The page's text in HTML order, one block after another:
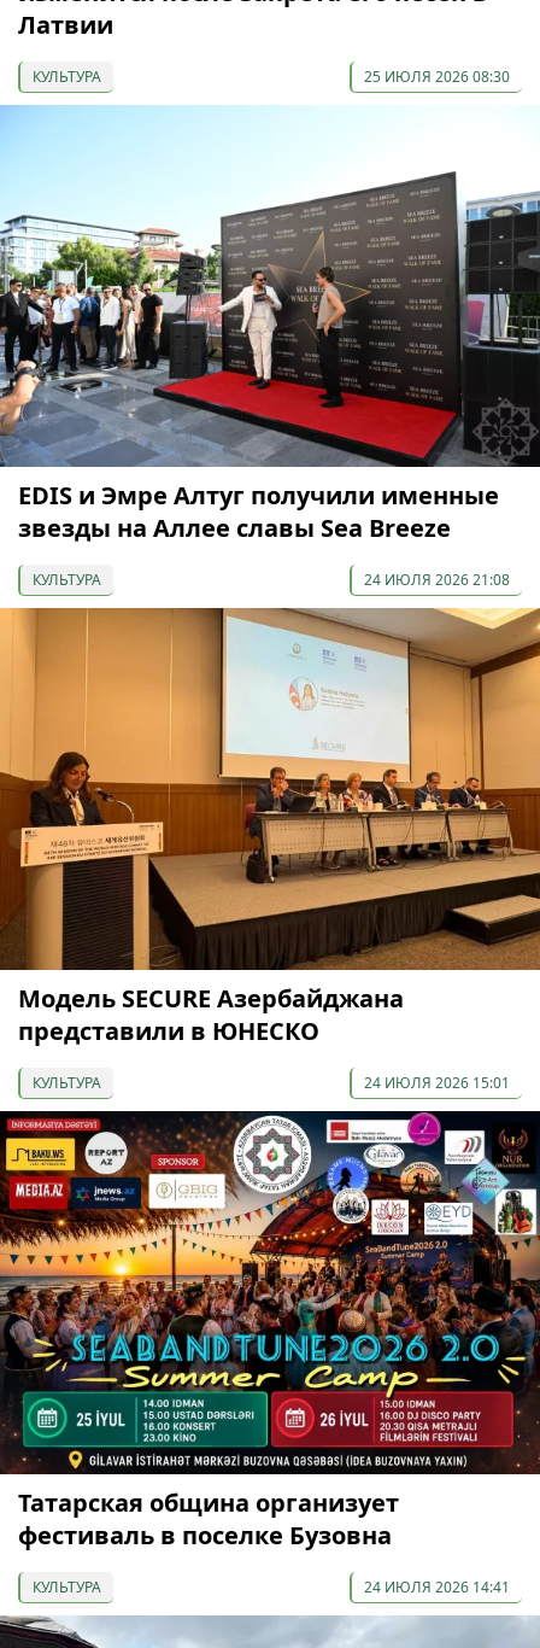
Латвии
КУЛЬТУРА 25 ИЮЛЯ 2026 08:30
EDIS и Эмре Алтуг получили именные
звезды на Аллее славы Sea Breeze
КУЛЬТУРА 24 ИЮЛЯ 2026 21:08
Модель SECURE Азербайджана
представили в ЮНЕСКО
КУЛЬТУРА 24 ИЮЛЯ 2026 15:01
Татарская община организует
фестиваль в поселке Бузовна
КУЛЬТУРА 24 ИЮЛЯ 2026 14:41